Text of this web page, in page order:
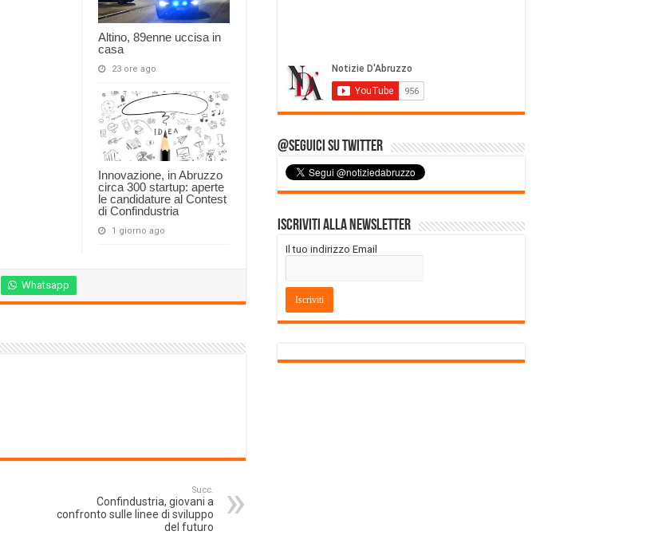
Altino, 89enne uccisa in
casa
23 ore ago
Innovazione, in Abruzzo
circa 300 startup: aperte
le candidature al Contest
di Confindustria
1 giorno ago
Whatsapp
Succ.
Confindustria, giovani a
confronto sulle linee di sviluppo
del futuro
@Seguici su Twitter
Iscriviti alla Newsletter
Il tuo indirizzo Email